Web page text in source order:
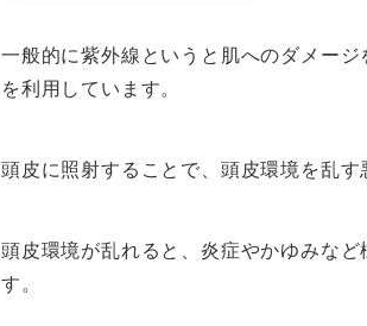
一般的に紫外線というと肌へのダメー
を利用しています。
頭皮に照射することで、頭皮環境を乱
頭皮環境が乱れると、炎症やかゆみな
す。